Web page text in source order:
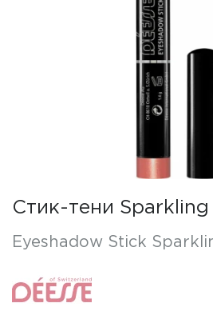
Стик-тени
Eyeshadow Stick